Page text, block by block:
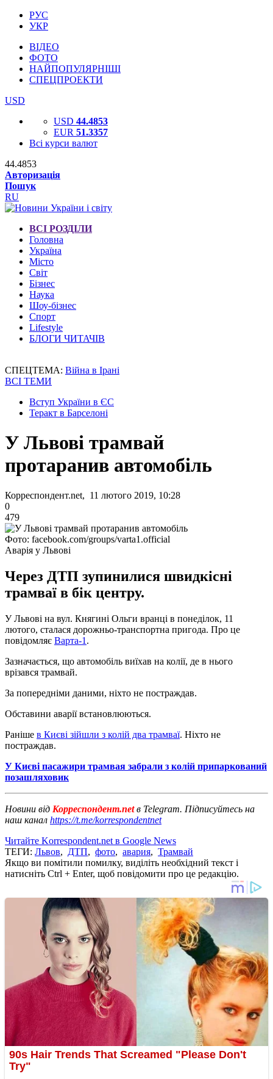
РУС
УКР
ВІДЕО
ФОТО
НАЙПОПУЛЯРНІШІ
СПЕЦПРОЕКТИ
USD
USD 44.4853
EUR 51.3357
Всі курси валют
44.4853
Авторизація
Пошук
RU
ВСІ РОЗДІЛИ
Головна
Україна
Місто
Світ
Бізнес
Наука
Шоу-бізнес
Спорт
Lifestyle
БЛОГИ ЧИТАЧІВ
СПЕЦТЕМА: Війна в Ірані
ВСІ ТЕМИ
Вступ України в ЄС
Теракт в Барселоні
У Львові трамвай
протаранив автомобіль
Корреспондент.net, 11 лютого 2019, 10:28
0
479
Фото: facebook.com/groups/varta1.official
Аварія у Львові
Через ДТП зупинилися швидкісні
трамваї в бік центру.
У Львові на вул. Княгині Ольги вранці в понеділок, 11
лютого, сталася дорожньо-транспортна пригода. Про це
повідомляє Варта-1 .
Зазначається, що автомобіль виїхав на колії, де в нього
врізався трамвай.
За попередніми даними, ніхто не постраждав.
Обставини аварії встановлюються.
Раніше в Києві зійшли з колій два трамваї. Ніхто не
постраждав.
У Києві пасажири трамвая забрали з колій припаркований
позашляховик
Новини від Корреспондент.netв Telegram. Підписуйтесь на
наш канал https://t.me/korrespondentnet
Читайте Korrespondent.net в Google News
ТЕГИ: Львов, ДТП, фото, авария, Трамвай
Якщо ви помітили помилку, виділіть необхідний текст і
натисніть Ctrl + Enter, щоб повідомити про це редакцію.